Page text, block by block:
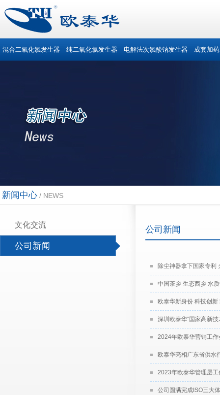
混合二氧化氯发生器 纯二氧化氯发生器 电解法次氯酸钠发生器 成套加
新闻中心 / NEWS
文化交流
公司新闻
公司新闻
除尘神器拿下国家专利
中国茶乡 生态西乡 水
欧泰华新身份 科技创新
深圳欧泰华“国家高新
2024年欧泰华营销工
欧泰华亮相广东省供水
2023年欧泰华管理层
公司圆满完成ISO三大